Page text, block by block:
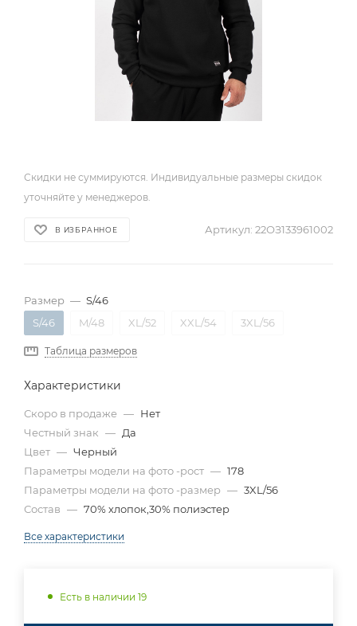
В ИЗБРАННОЕ Артикул: 22ОЗ133961002
Размер — S/46
S/46
M/48 XL/52 XXL/54 3XL/56
Таблица размеров
Характеристики
Скоро в продаже — Нет
Честный знак — Да
Цвет — Черный
Параметры модели на фото -рост — 178
Параметры модели на фото -размер — 3XL/56
Состав — 70% хлопок,30% полиэстер
Все характеристики
Есть в наличии 19
Скидки не суммируются. Индивидуальные размеры скидок
уточняйте у менеджеров.